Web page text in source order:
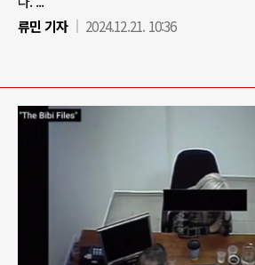
류민 기자
2024.12.21. 10:36